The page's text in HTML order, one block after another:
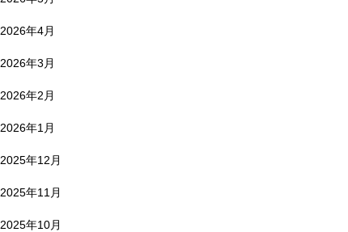
2026年4月
2026年3月
2026年2月
2026年1月
2025年12月
2025年11月
2025年10月